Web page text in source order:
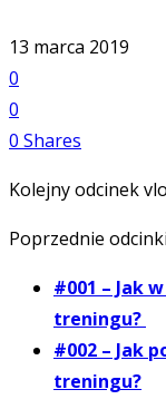
13 marca 2019
0
0
0 Shares
Kolejny odcinek
Poprzednie
#001 – Jak
treningu?
#002 – Jak
treningu?